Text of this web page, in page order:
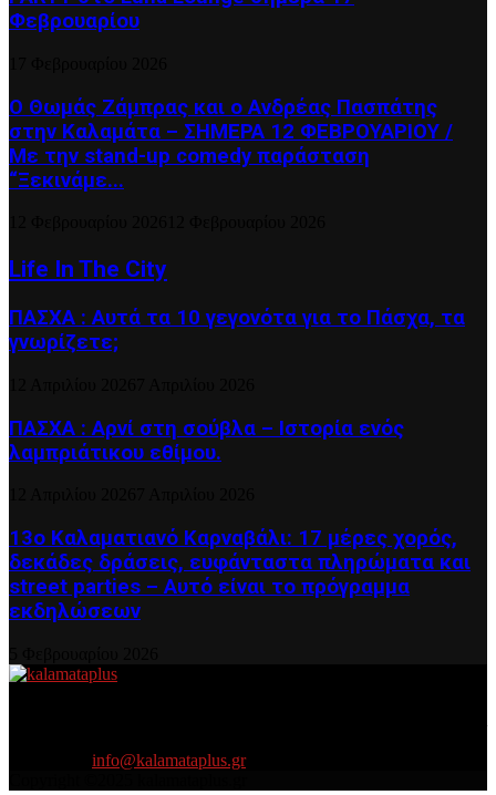
Φεβρουαρίου
Ο Θωμάς Ζάμπρας και ο Ανδρέας Πασπάτης
στην Καλαμάτα – ΣΗΜΕΡΑ 12 ΦΕΒΡΟΥΑΡΙΟΥ /
Με την stand-up comedy παράσταση
“Ξεκινάμε...
Life In The City
ΠΑΣΧΑ : Αυτά τα 10 γεγονότα για το Πάσχα, τα
γνωρίζετε;
ΠΑΣΧΑ : Αρνί στη σούβλα – Ιστορία ενός
λαμπριάτικου εθίμου.
13ο Καλαματιανό Καρναβάλι: 17 μέρες χορός,
δεκάδες δράσεις, ευφάνταστα πληρώματα και
street parties – Αυτό είναι το πρόγραμμα
εκδηλώσεων
info@kalamataplus.gr